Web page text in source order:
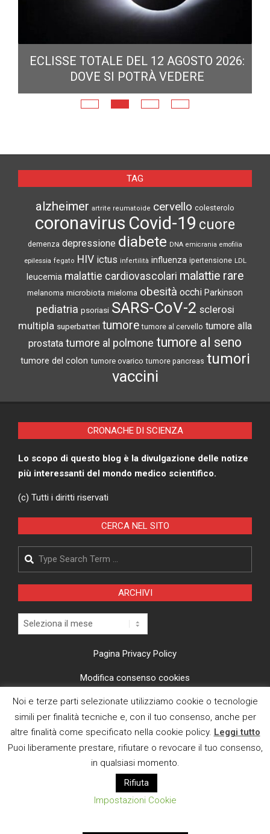
ECLISSE TOTALE DEL 12 AGOSTO 2026:
DOVE SI POTRÀ VEDERE
TAG
alzheimer artrite reumatoide cervello colesterolo
coronavirus Covid-19 cuore
demenza depressione diabete DNA emicrania emofilia
epilessia fegato HIV ictus infertilità influenza ipertensione LDL
leucemia malattie cardiovascolari malattie rare
melanoma microbiota mieloma obesità occhi Parkinson
pediatria psoriasi SARS-CoV-2 sclerosi
multipla superbatteri tumore tumore al cervello tumore alla
prostata tumore al polmone tumore al seno
tumore del colon tumore ovarico tumore pancreas tumori
vaccini
CRONACHE DI SCIENZA
Lo scopo di questo blog è la divulgazione delle notize
più interessanti del mondo medico scientifico.
(c) Tutti i diritti riservati
CERCA NEL SITO
Search
ARCHIVI
Archivi
Pagina Privacy Policy
Modifica consenso cookies
CI TROVI ANCHE SU
E MAIL
Noi e terze parti selezionate utilizziamo cookie o tecnologie
simili per finalità tecniche e, con il tuo consenso, anche per
altre finalità come specificato nella cookie policy. Leggi tutto
Puoi liberamente prestare, rifiutare o revocare il tuo consenso,
in qualsiasi momento.
Rifiuta
Impostazioni Cookie